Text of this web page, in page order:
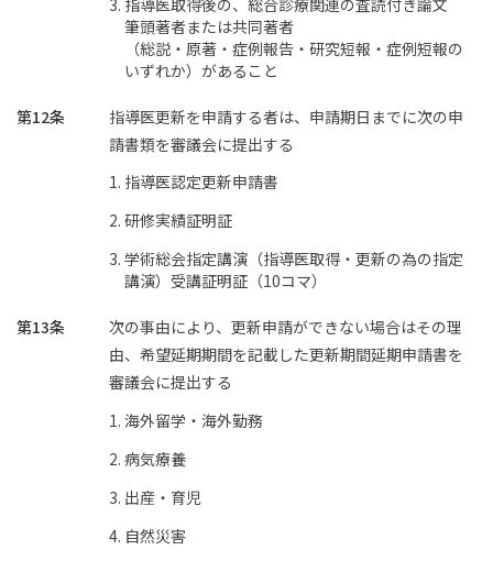
筆頭著者または共同著者
（総説・原著・症例報告・研究短報・症例短報の
いずれか）があること
第12条
指導医更新を申請する者は、申請期日までに次の申
請書類を審議会に提出する
指導医認定更新申請書
研修実績証明証
学術総会指定講演（指導医取得・更新の為の指定
講演）受講証明証（10コマ）
第13条
次の事由により、更新申請ができない場合はその理
由、希望延期期間を記載した更新期間延期申請書を
審議会に提出する
海外留学・海外勤務
病気療養
出産・育児
自然災害